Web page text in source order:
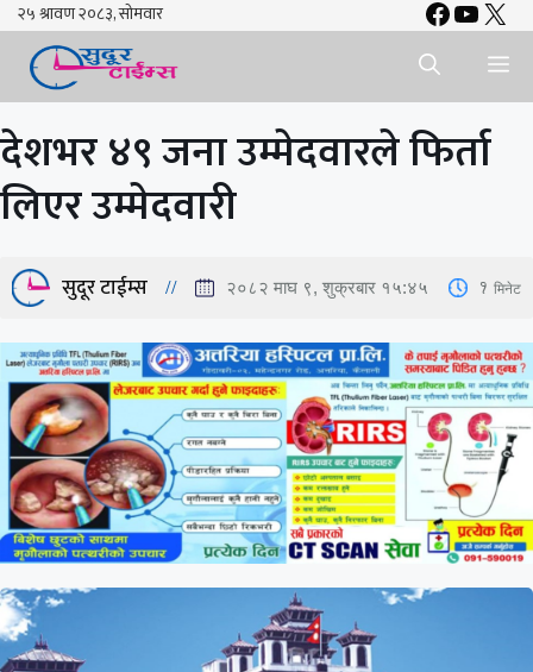
Skip
content
X
देशभर ४९ जना उम्मेदवारले फिर्ता
लिएर उम्मेदवारी
सुदूर टाईम्स २०८२ माघ ९, शुक्रबार १५:४५ 1 मिनेट